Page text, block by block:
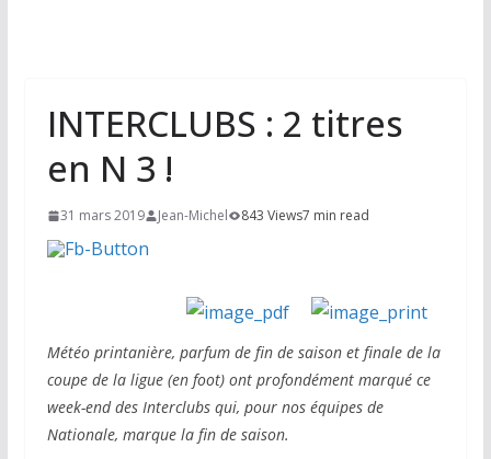
INTERCLUBS : 2 titres
en N 3 !
31 mars 2019 Jean-Michel 843 Views7 min read
Météo printanière, parfum de fin de saison et finale de la
coupe de la ligue (en foot) ont profondément marqué ce
week-end des Interclubs qui, pour nos équipes de
Nationale, marque la fin de saison.